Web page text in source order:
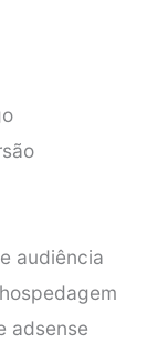
audiência
adsense